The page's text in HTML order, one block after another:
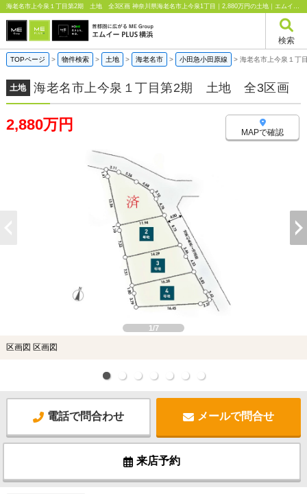
海老名市上今泉１丁目第2期 土地 全3区画 神奈川県海老名市上今泉1丁目｜2,880万円の土地｜エムイーPLUS横浜
検索
TOPページ > 物件検索 > 土地 > 海老名市 > 小田急小田原線 > 海老名市上今泉１
土地 海老名市上今泉１丁目第2期 土地 全3区画
2,880万円 MAPで確認
1/7
区画図 区画図
電話で問合わせ メールで問合せ
来店予約